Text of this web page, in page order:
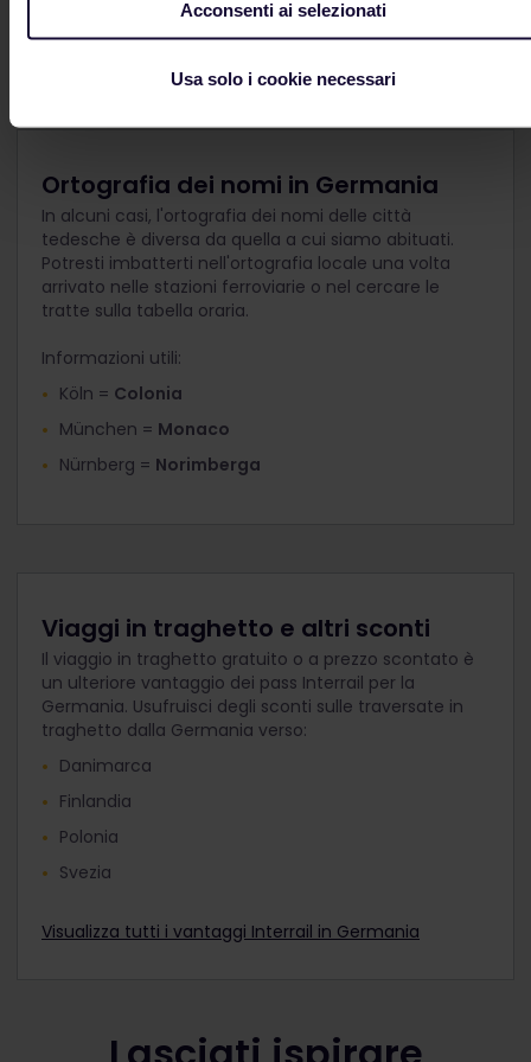
Acconsenti ai selezionati
Usa solo i cookie necessari
Ortografia dei nomi in Germania
In alcuni casi, l'ortografia dei nomi delle città
tedesche è diversa da quella a cui siamo abituati.
Potresti imbatterti nell'ortografia locale una volta
arrivato nelle stazioni ferroviarie o nel cercare le
tratte sulla tabella oraria.
Informazioni utili:
Köln = Colonia
München = Monaco
Nürnberg = Norimberga
Viaggi in traghetto e altri sconti
Il viaggio in traghetto gratuito o a prezzo scontato è
un ulteriore vantaggio dei pass Interrail per la
Germania. Usufruisci degli sconti sulle traversate in
traghetto dalla Germania verso:
Danimarca
Finlandia
Polonia
Svezia
Visualizza tutti i vantaggi Interrail in Germania